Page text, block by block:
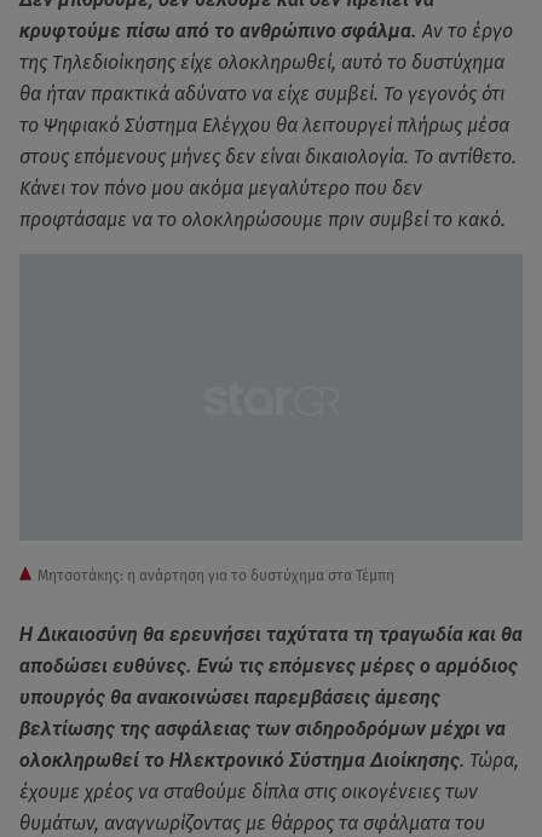
κρυφτούμε πίσω από το ανθρώπινο σφάλμα.Αν το έργο
της Τηλεδιοίκησης είχε ολοκληρωθεί, αυτό το δυστύχημα
θα ήταν πρακτικά αδύνατο να είχε συμβεί. Το γεγονός ότι
το Ψηφιακό Σύστημα Ελέγχου θα λειτουργεί πλήρως μέσα
στους επόμενους μήνες δεν είναι δικαιολογία. Το αντίθετο.
Κάνει τον πόνο μου ακόμα μεγαλύτερο που δεν
προφτάσαμε να το ολοκληρώσουμε πριν συμβεί το κακό.
Μητσοτάκης: η ανάρτηση για το δυστύχημα στα Τέμπη
Η Δικαιοσύνη θα ερευνήσει ταχύτατα τη τραγωδία και θα
αποδώσει ευθύνες. Ενώ τις επόμενες μέρες ο αρμόδιος
υπουργός θα ανακοινώσει παρεμβάσεις άμεσης
βελτίωσης της ασφάλειας των σιδηροδρόμων μέχρι να
ολοκληρωθεί το Ηλεκτρονικό Σύστημα Διοίκησης. Τώρα,
έχουμε χρέος να σταθούμε δίπλα στις οικογένειες των
θυμάτων, αναγνωρίζοντας με θάρρος τα σφάλματα του